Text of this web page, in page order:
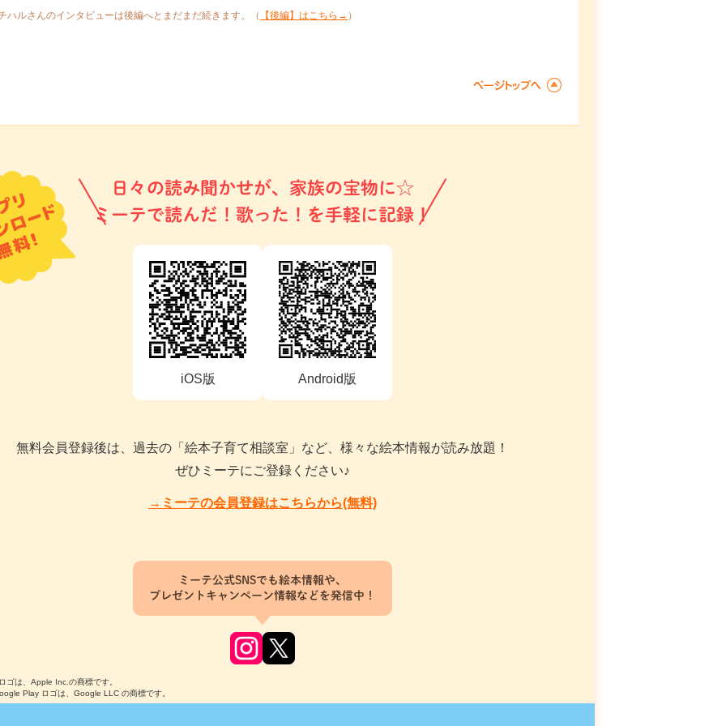
ルさんのインタビューは後編へとまだまだ続きます。（ 【後編】はこちら→ ）
日々の読み聞かせが、家族の宝物に☆
ミーテで読んだ！歌った！を手軽に記録！
iOS版 Android版
無料会員登録後は、過去の「絵本子育て相談室」など、様々な絵本情報が読み放題！
ぜひミーテにご登録ください♪
→ミーテの会員登録はこちらから(無料)
ミーテ公式SNSでも絵本情報や、
プレゼントキャンペーン情報などを発信中！
は、Apple Inc.の商標です。
Play ロゴは、Google LLC の商標です。